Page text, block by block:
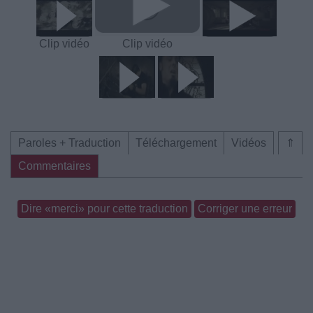
Clip vidéo Clip vidéo
⇑
Paroles + Traduction Téléchargement
Vidéos
Commentaires
Dire «merci» pour cette traduction Corriger une erreur